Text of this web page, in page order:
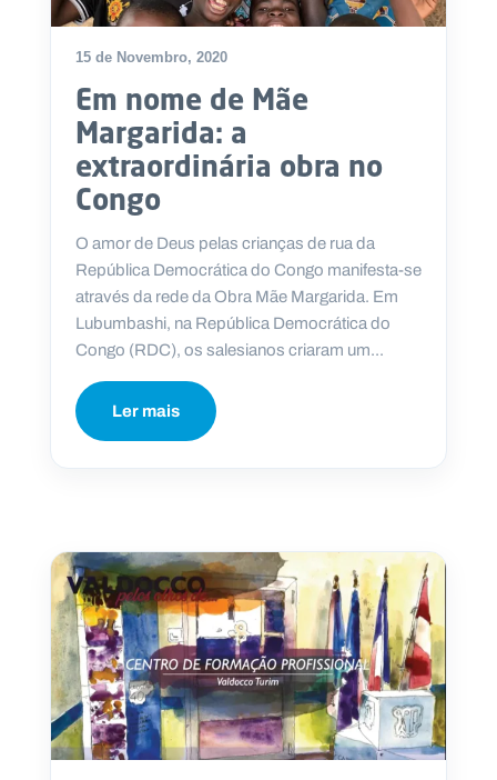
15 de Novembro, 2020
Em nome de Mãe
Margarida: a
extraordinária obra no
Congo
O amor de Deus pelas crianças de rua da
República Democrática do Congo manifesta-se
através da rede da Obra Mãe Margarida. Em
Lubumbashi, na República Democrática do
Congo (RDC), os salesianos criaram um...
Ler mais
O
R
T
A
N
A
I
O
N
A
L
S
a
l
i
o
t
A
g
e
n
d
a
C
o
n
t
a
c
t
o
s